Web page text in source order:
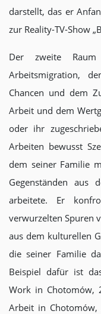
darstellt, das er
zur Reality-TV-Show
Der zweite
Arbeitsmigration,
Chancen und dem
Arbeit und dem
oder ihr
Arbeiten bewusst
dem seiner Familie
Gegenständen aus
arbeitete. Er
verwurzelten Spuren
aus dem kulturellen
die seiner Familie
Beispiel dafür ist
Work in Chotomów,
Arbeit in Chotomów,